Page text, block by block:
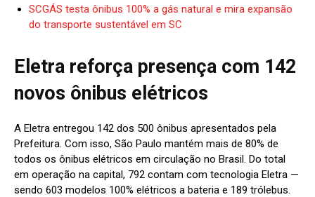
SCGÁS testa ônibus 100% a gás natural e mira expansão
do transporte sustentável em SC
Eletra reforça presença com 142
novos ônibus elétricos
A Eletra entregou 142 dos 500 ônibus apresentados pela
Prefeitura. Com isso, São Paulo mantém mais de 80% de
todos os ônibus elétricos em circulação no Brasil. Do total
em operação na capital, 792 contam com tecnologia Eletra —
sendo 603 modelos 100% elétricos a bateria e 189 trólebus.